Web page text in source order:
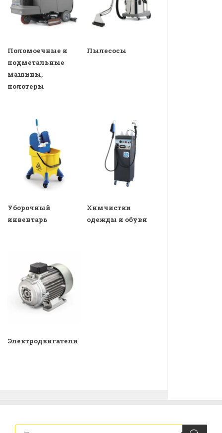
Поломоечные и
подметальные
машины,
полотеры
Пылесосы
Уборочный
инвентарь
Химчистки
одежды и обуви
Электродвигатели
Поиск